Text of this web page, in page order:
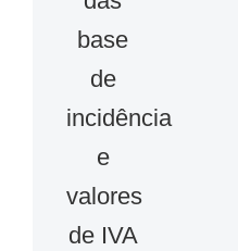
base
de
incidência
e
valores
de IVA